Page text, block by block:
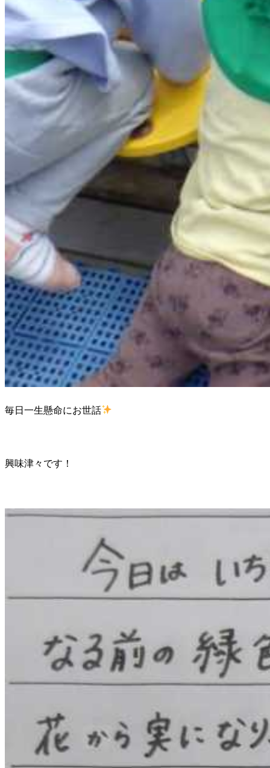
毎日一生懸命にお世話
興味津々です！